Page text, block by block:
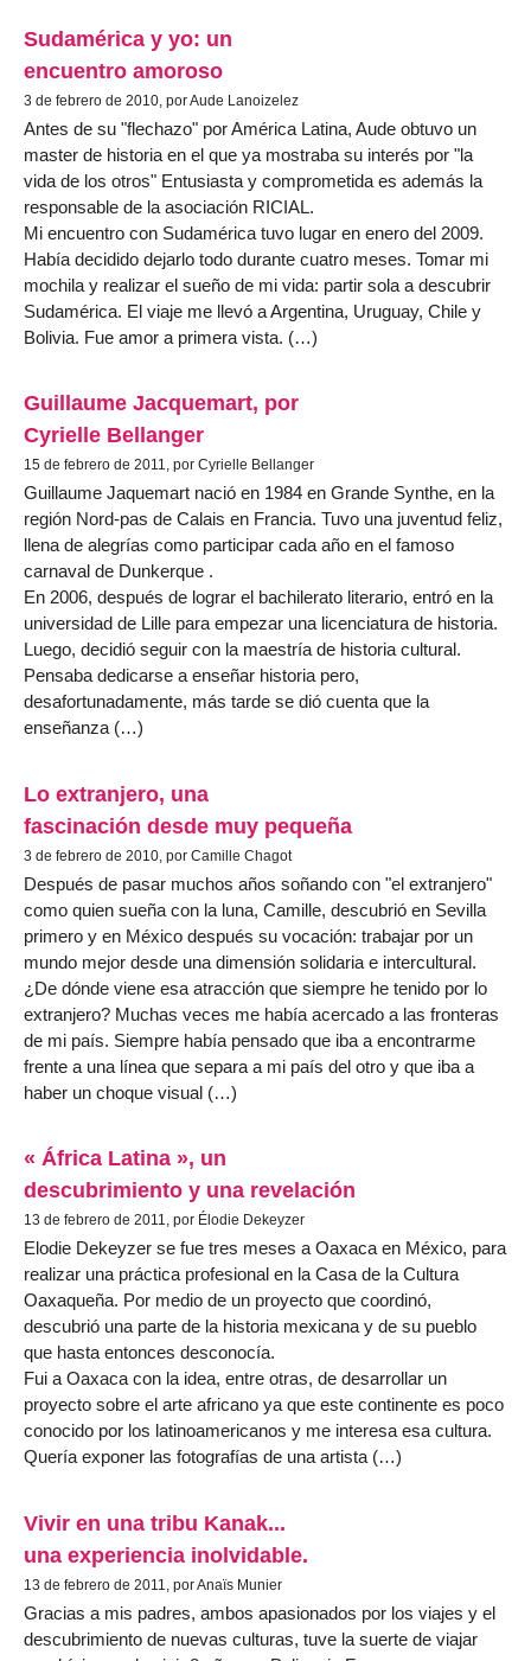
Sudamérica y yo: un
encuentro amoroso
3 de febrero de 2010, por Aude Lanoizelez
Antes de su "flechazo" por América Latina, Aude obtuvo un
master de historia en el que ya mostraba su interés por "la
vida de los otros" Entusiasta y comprometida es además la
responsable de la asociación RICIAL.
Mi encuentro con Sudamérica tuvo lugar en enero del 2009.
Había decidido dejarlo todo durante cuatro meses. Tomar mi
mochila y realizar el sueño de mi vida: partir sola a descubrir
Sudamérica. El viaje me llevó a Argentina, Uruguay, Chile y
Bolivia. Fue amor a primera vista. (…)
Guillaume Jacquemart, por
Cyrielle Bellanger
15 de febrero de 2011, por Cyrielle Bellanger
Guillaume Jaquemart nació en 1984 en Grande Synthe, en la
región Nord-pas de Calais en Francia. Tuvo una juventud feliz,
llena de alegrías como participar cada año en el famoso
carnaval de Dunkerque .
En 2006, después de lograr el bachilerato literario, entró en la
universidad de Lille para empezar una licenciatura de historia.
Luego, decidió seguir con la maestría de historia cultural.
Pensaba dedicarse a enseñar historia pero,
desafortunadamente, más tarde se dió cuenta que la
enseñanza (…)
Lo extranjero, una
fascinación desde muy pequeña
3 de febrero de 2010, por Camille Chagot
Después de pasar muchos años soñando con "el extranjero"
como quien sueña con la luna, Camille, descubrió en Sevilla
primero y en México después su vocación: trabajar por un
mundo mejor desde una dimensión solidaria e intercultural.
¿De dónde viene esa atracción que siempre he tenido por lo
extranjero? Muchas veces me había acercado a las fronteras
de mi país. Siempre había pensado que iba a encontrarme
frente a una línea que separa a mi país del otro y que iba a
haber un choque visual (…)
« África Latina », un
descubrimiento y una revelación
13 de febrero de 2011, por Élodie Dekeyzer
Elodie Dekeyzer se fue tres meses a Oaxaca en México, para
realizar una práctica profesional en la Casa de la Cultura
Oaxaqueña. Por medio de un proyecto que coordinó,
descubrió una parte de la historia mexicana y de su pueblo
que hasta entonces desconocía.
Fui a Oaxaca con la idea, entre otras, de desarrollar un
proyecto sobre el arte africano ya que este continente es poco
conocido por los latinoamericanos y me interesa esa cultura.
Quería exponer las fotografías de una artista (…)
Vivir en una tribu Kanak...
una experiencia inolvidable.
13 de febrero de 2011, por Anaïs Munier
Gracias a mis padres, ambos apasionados por los viajes y el
descubrimiento de nuevas culturas, tuve la suerte de viajar